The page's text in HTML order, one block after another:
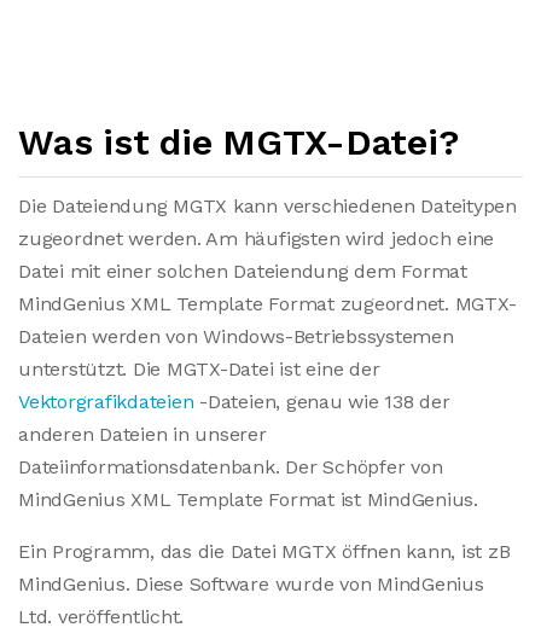
Was ist die MGTX-Datei?
Die Dateiendung MGTX kann verschiedenen Dateitypen
zugeordnet werden. Am häufigsten wird jedoch eine
Datei mit einer solchen Dateiendung dem Format
MindGenius XML Template Format zugeordnet. MGTX-
Dateien werden von Windows-Betriebssystemen
unterstützt. Die MGTX-Datei ist eine der
Vektorgrafikdateien -Dateien, genau wie 138 der
anderen Dateien in unserer
Dateiinformationsdatenbank. Der Schöpfer von
MindGenius XML Template Format ist MindGenius.
Ein Programm, das die Datei MGTX öffnen kann, ist zB
MindGenius. Diese Software wurde von MindGenius
Ltd. veröffentlicht.